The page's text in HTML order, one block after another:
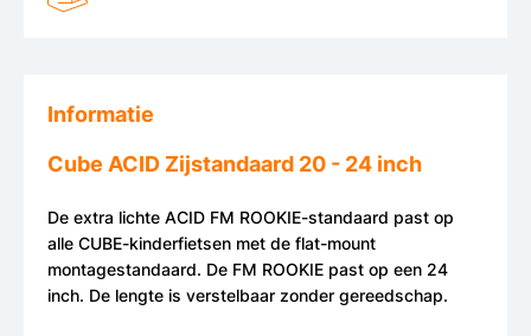
Informatie
Cube ACID Zijstandaard 20 - 24 inch
De extra lichte ACID FM ROOKIE-standaard past op
alle CUBE-kinderfietsen met de flat-mount
montagestandaard. De FM ROOKIE past op een 24
inch. De lengte is verstelbaar zonder gereedschap.